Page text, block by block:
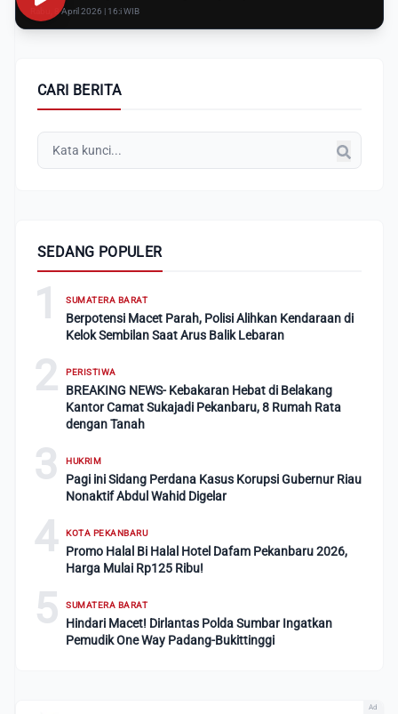
Rabu, 8 April 2026 | 16:i WIB
CARI BERITA
SEDANG POPULER
1 SUMATERA BARAT
Berpotensi Macet Parah, Polisi Alihkan Kendaraan di
Kelok Sembilan Saat Arus Balik Lebaran
2 PERISTIWA
BREAKING NEWS- Kebakaran Hebat di Belakang
Kantor Camat Sukajadi Pekanbaru, 8 Rumah Rata
dengan Tanah
3 HUKRIM
Pagi ini Sidang Perdana Kasus Korupsi Gubernur Riau
Nonaktif Abdul Wahid Digelar
4 KOTA PEKANBARU
Promo Halal Bi Halal Hotel Dafam Pekanbaru 2026,
Harga Mulai Rp125 Ribu!
5 SUMATERA BARAT
Hindari Macet! Dirlantas Polda Sumbar Ingatkan
Pemudik One Way Padang-Bukittinggi
Ad